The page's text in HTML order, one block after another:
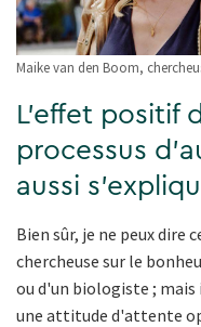
Maike van den Boom,
L'effet positif
processus
aussi
Bien sûr, je ne peux dire
chercheuse sur le
ou d'un biologiste ; mais
une attitude d'attente